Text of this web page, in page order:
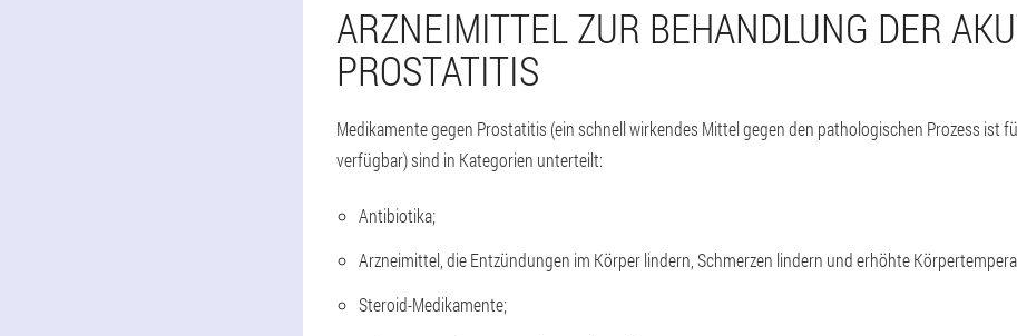
ARZNEIMITTEL ZUR BEHANDLUNG DER
PROSTATITIS
Medikamente gegen Prostatitis (ein schnell wirkendes Mittel gegen den pathologischen Prozess ist
verfügbar) sind in Kategorien unterteilt:
Antibiotika;
Arzneimittel, die Entzündungen im Körper lindern, Schmerzen lindern und erhöhte
Steroid-Medikamente;